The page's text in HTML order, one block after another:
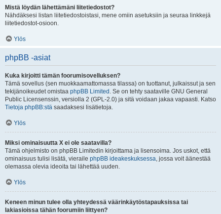
Mistä löydän lähettämäni liitetiedostot?
Nähdäksesi listan liitetiedostoistasi, mene omiin asetuksiin ja seuraa linkkejä
liitetiedostot-osioon.
Ylös
phpBB -asiat
Kuka kirjoitti tämän foorumisovelluksen?
Tämä sovellus (sen muokkaamattomassa tilassa) on tuottanut, julkaissut ja sen
tekijänoikeudet omistaa phpBB Limited . Se on tehty saataville GNU General
Public Licensenssin, versiolla 2 (GPL-2.0) ja sitä voidaan jakaa vapaasti. Katso
Tietoja phpBB:stä saadaksesi lisätietoja.
Ylös
Miksi ominaisuutta X ei ole saatavilla?
Tämä ohjelmisto on phpBB Limitedin kirjoittama ja lisensoima. Jos uskot, että
ominaisuus tulisi lisätä, vieraile phpBB ideakeskuksessa, jossa voit äänestää
olemassa olevia ideoita tai lähettää uuden.
Ylös
Keneen minun tulee olla yhteydessä väärinkäytöstapauksissa tai
lakiasioissa tähän foorumiin liittyen?